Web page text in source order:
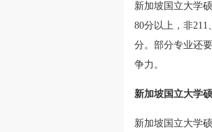
新加坡国立大学
80分以上，非
分。部分专业还
争力。
新加坡国立大学
新加坡国立大学